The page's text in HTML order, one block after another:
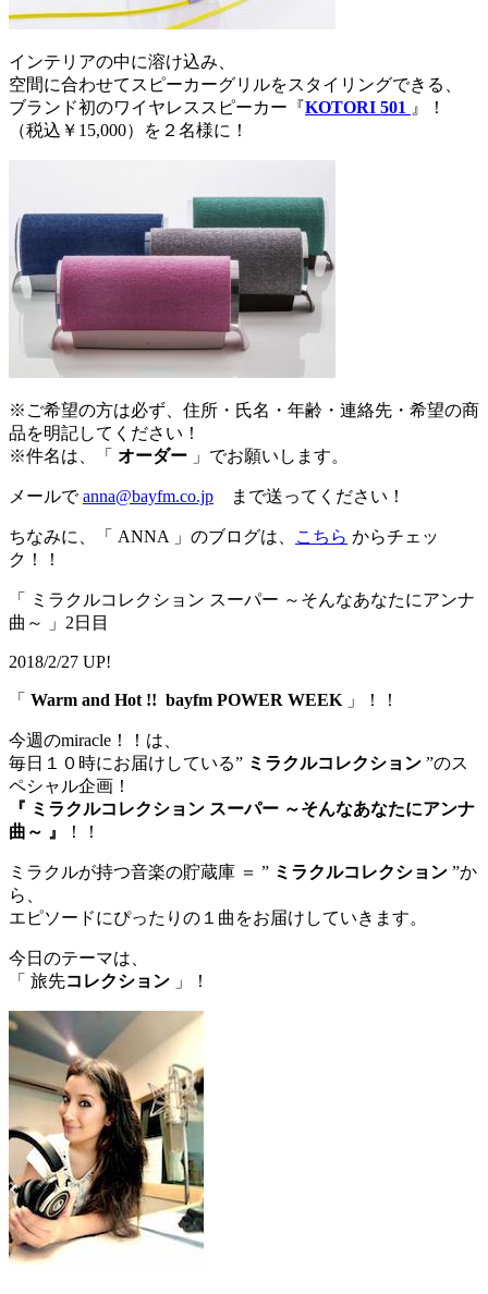
インテリアの中に溶け込み、
空間に合わせてスピーカーグリルをスタイリングできる、
ブランド初のワイヤレススピーカー『KOTORI 501 』！
（税込￥15,000）を２名様に！
※ご希望の方は必ず、住所・氏名・年齢・連絡先・希望の商
品を明記してください！
※件名は、「 オーダー 」でお願いします。
メールでanna@bayfm.co.jp まで送ってください！
ちなみに、「 ANNA 」のブログは、 こちら からチェッ
ク！！
「 ミラクルコレクション スーパー ～そんなあなたにアンナ
曲～ 」2日目
2018/2/27 UP!
「 Warm and Hot !! bayfm POWER WEEK 」！！
今週のmiracle！！は、
毎日１０時にお届けしている” ミラクルコレクション ”のス
ペシャル企画！
『 ミラクルコレクション スーパー ～そんなあなたにアンナ
曲～ 』
！！
ミラクルが持つ音楽の貯蔵庫 ＝ ” ミラクルコレクション ”か
ら、
エピソードにぴったりの１曲をお届けしていきます。
今日のテーマは、
「 旅先コレクション 」！